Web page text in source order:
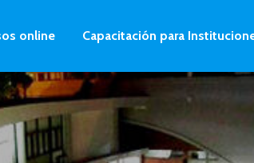
online Capacitación para